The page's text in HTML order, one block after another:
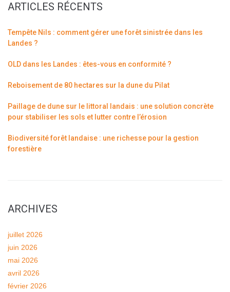
ARTICLES RÉCENTS
Tempête Nils : comment gérer une forêt sinistrée dans les
Landes ?
OLD dans les Landes : êtes-vous en conformité ?
Reboisement de 80 hectares sur la dune du Pilat
Paillage de dune sur le littoral landais : une solution concrète
pour stabiliser les sols et lutter contre l’érosion
Biodiversité forêt landaise : une richesse pour la gestion
forestière
ARCHIVES
juillet 2026
juin 2026
mai 2026
avril 2026
février 2026